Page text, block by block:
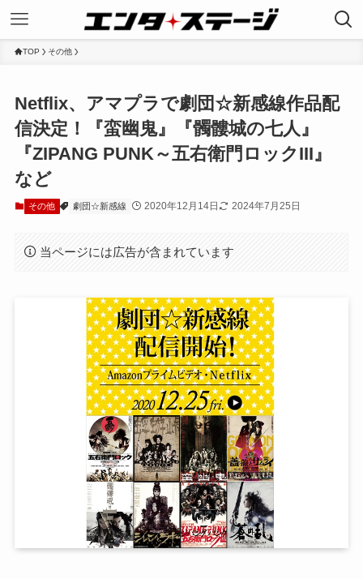
TOP その他
Netflix、アマプラで劇団☆新感線作品配
信決定！『蛮幽鬼』『髑髏城の七人』
『ZIPANG PUNK～五右衛門ロックIII』
など
その他 劇団☆新感線 2020年12月14日 2024年7月25日
当ページには広告が含まれています